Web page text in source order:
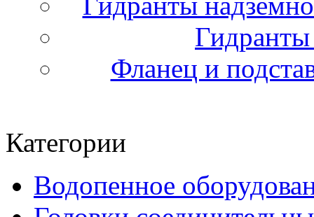
Фланец и
Категории
Водопенное